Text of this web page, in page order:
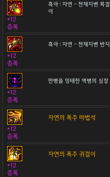
흑아 : 자연 - 천재지변 목걸
이
+12
증폭
흑아 : 자연 - 천재지변 반지
+12
증폭
만병을 잉태한 역병의 심장
+12
증폭
자연의 폭주 마법석
+12
증폭
자연의 폭주 귀걸이
+12
증폭